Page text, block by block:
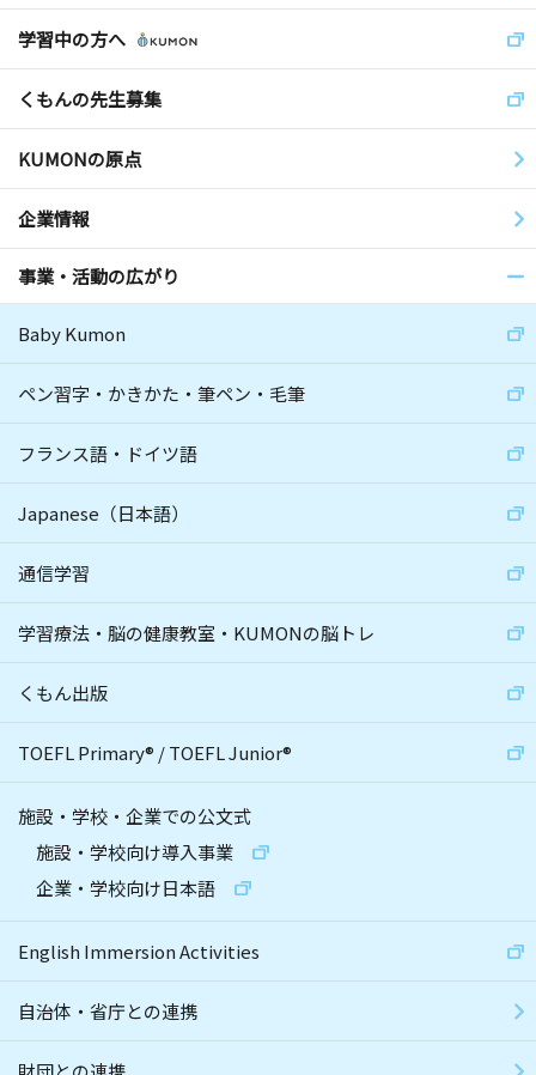
学習中の方へ
くもんの先生募集
KUMONの原点
企業情報
事業・活動の広がり
Baby Kumon
ペン習字・かきかた・筆ペン・毛筆
フランス語・ドイツ語
Japanese（日本語）
通信学習
学習療法・脳の健康教室・KUMONの脳トレ
くもん出版
TOEFL Primary® /TOEFL Junior®
施設・学校・企業での公文式
施設・学校向け導入事業
企業・学校向け日本語
English Immersion Activities
自治体・省庁との連携